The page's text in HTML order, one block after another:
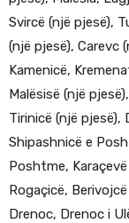
Svircë (një pjesë),
(një pjesë), Carevc
Kamenicë,
Malësisë (një
Tirinicë (një pjesë),
Shipashnicë e
Poshtme,
Rogaçicë,
Drenoc, Drenoc i